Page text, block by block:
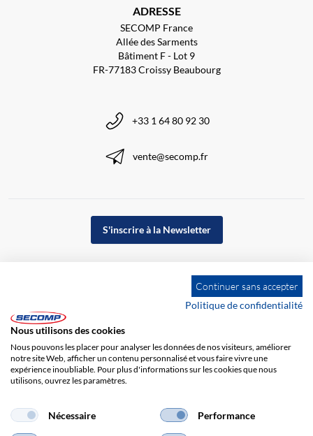
ADRESSE
SECOMP France
Allée des Sarments
Bâtiment F - Lot 9
FR-77183 Croissy Beaubourg
+33 1 64 80 92 30
vente@secomp.fr
S'inscrire à la Newsletter
Impression Responsabilité
Continuer sans accepter
Politique de confidentialité
Nous utilisons des cookies
Nous pouvons les placer pour analyser les données de nos visiteurs, améliorer
notre site Web, afficher un contenu personnalisé et vous faire vivre une
expérience inoubliable. Pour plus d'informations sur les cookies que nous
utilisons, ouvrez les paramètres.
Nécessaire Performance